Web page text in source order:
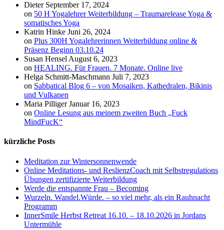
Dieter September 17, 2024
on 50 H Yogalehrer Weiterbildung – Traumarelease Yoga &
somatisches Yoga
Katrin Hinke Juni 26, 2024
on Plus 300H Yogalehrerinnen Weiterbildung online &
Präsenz Beginn 03.10.24
Susan Hensel August 6, 2023
on HEALING. Für Frauen. 7 Monate. Online live
Helga Schmitt-Maschmann Juli 7, 2023
on Sabbatical Blog 6 – von Mosaiken, Kathedralen, Bikinis
und Vulkanen
Maria Pilliger Januar 16, 2023
on Online Lesung aus meinem zweiten Buch „Fuck
MindFucK“
kürzliche Posts
Meditation zur Wintersonnenwende
Online Meditations- und ReslienzCoach mit Selbstregulations
Übungen zertifizierte Weiterbildung
Werde die entspannte Frau – Becoming
Wurzeln. Wandel.Würde. – so viel mehr, als ein Rauhnacht
Programm
InnerSmile Herbst Retreat 16.10. – 18.10.2026 in Jordans
Untermühle